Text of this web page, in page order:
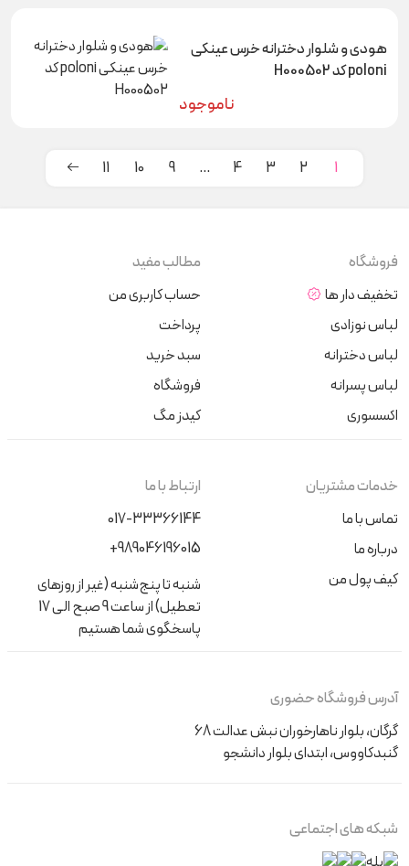
هودی و شلوار دخترانه خرس عینکی
poloni کد H000502
ناموجود
1
2
3
4
…
9
10
11
فروشگاه
تخفیف دار ها
لباس نوزادی
لباس دخترانه
لباس پسرانه
اکسسوری
مطالب مفید
حساب کاربری من
پرداخت
سبد خرید
فروشگاه
کیدز مگ
خدمات مشتریان
تماس با ما
درباره ما
کیف پول من
ارتباط با ما
017-33366144
+989046196015
شنبه تا پنج‌شنبه (غیر از روزهای
تعطیل) از ساعت 9 صبح الی 17
پاسخگوی شما هستیم
آدرس فروشگاه حضوری
گرگان، بلوار ناهارخوران نبش عدالت 68
گنبدکاووس، ابتدای بلوار دانشجو
شبکه های اجتماعی